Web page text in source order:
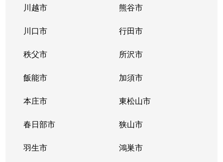
川越市 熊谷市
川口市 行田市
秩父市 所沢市
飯能市 加須市
本庄市 東松山市
春日部市 狭山市
羽生市 鴻巣市